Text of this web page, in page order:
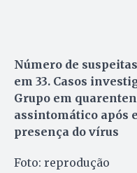
Número de
em 33. Casos
Grupo em
assintomático após
presença do vírus
Foto: reprodução